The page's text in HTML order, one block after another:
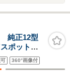
純正12型
ポットモ
三眼LED
源
360°画像付